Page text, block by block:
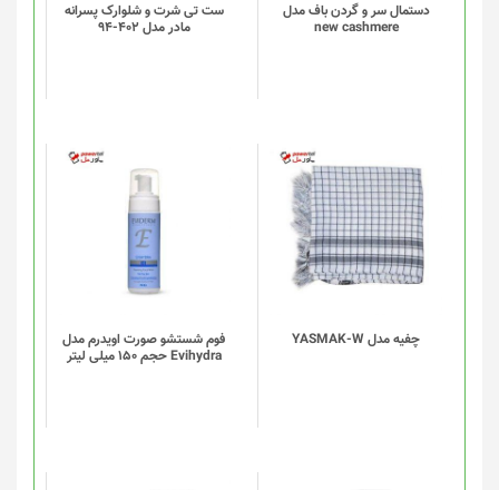
دستمال سر و گردن باف مدل
new cashmere
ست تی شرت و شلوارک پسرانه
مادر مدل 402-94
چفیه مدل YASMAK-W
فوم شستشو صورت اویدرم مدل
Evihydra حجم 150 میلی لیتر